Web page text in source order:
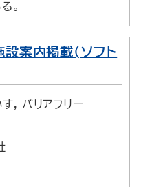
。
設案内掲載(ソフト
, バリアフリー